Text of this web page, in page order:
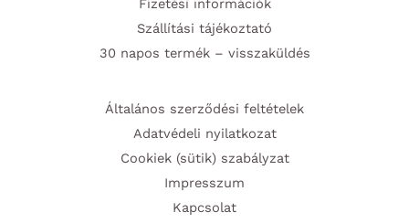
Fizetési információk
Szállítási tájékoztató
30 napos termék – visszaküldés
Általános szerződési feltételek
Adatvédeli nyilatkozat
Cookiek (sütik) szabályzat
Impresszum
Kapcsolat